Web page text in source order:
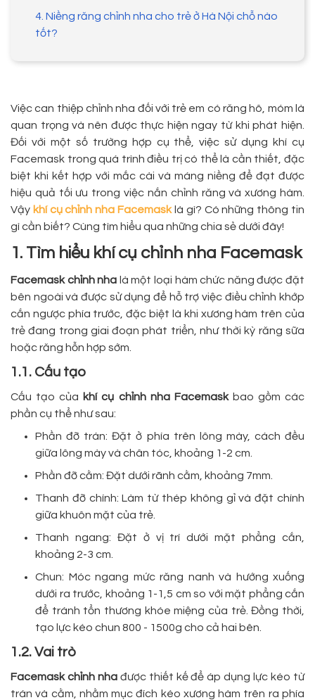
4. Niềng răng chỉnh nha cho trẻ ở Hà Nội chỗ nào
tốt?
Việc can thiệp chỉnh nha đối với trẻ em có răng hô, móm là
quan trọng và nên được thực hiện ngay từ khi phát hiện.
Đối với một số trường hợp cụ thể, việc sử dụng khí cụ
Facemask trong quá trình điều trị có thể là cần thiết, đặc
biệt khi kết hợp với mắc cài và máng niềng để đạt được
hiệu quả tối ưu trong việc nắn chỉnh răng và xương hàm.
Vậy khí cụ chỉnh nha Facemasklà gì? Có những thông tin
gì cần biết? Cùng tìm hiểu qua những chia sẻ dưới đây!
1. Tìm hiểu khí cụ chỉnh nha Facemask
Facemask chỉnh nha là một loại hàm chức năng được đặt
bên ngoài và được sử dụng để hỗ trợ việc điều chỉnh khớp
cắn ngược phía trước, đặc biệt là khi xương hàm trên của
trẻ đang trong giai đoạn phát triển, như thời kỳ răng sữa
hoặc răng hỗn hợp sớm.
1.1. Cấu tạo
Cấu tạo của khí cụ chỉnh nha Facemaskbao gồm các
phần cụ thể như sau:
Phần đỡ trán: Đặt ở phía trên lông mày, cách đều
giữa lông mày và chân tóc, khoảng 1-2 cm.
Phần đỡ cằm: Đặt dưới rãnh cằm, khoảng 7mm.
Thanh đỡ chính: Làm từ thép không gỉ và đặt chính
giữa khuôn mặt của trẻ.
Thanh ngang: Đặt ở vị trí dưới mặt phẳng cắn,
khoảng 2-3 cm.
Chun: Móc ngang mức răng nanh và hướng xuống
dưới ra trước, khoảng 1-1,5 cm so với mặt phẳng cắn
để tránh tổn thương khóe miệng của trẻ. Đồng thời,
tạo lực kéo chun 800 - 1500g cho cả hai bên.
1.2. Vai trò
Facemask chỉnh nhađược thiết kế để áp dụng lực kéo từ
trán và cằm, nhằm mục đích kéo xương hàm trên ra phía